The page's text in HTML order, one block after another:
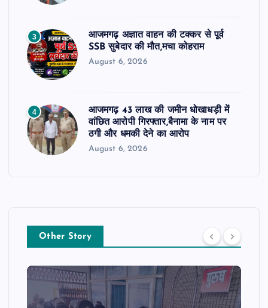
3
आजमगढ़ अज्ञात वाहन की टक्कर से पूर्व
SSB सुबेदार की मौत,मचा कोहराम
August 6, 2026
4
आजमगढ़ 43 लाख की जमीन धोखाधड़ी में
वांछित आरोपी गिरफ्तार,बैनामा के नाम पर
ठगी और धमकी देने का आरोप
August 6, 2026
Other Story